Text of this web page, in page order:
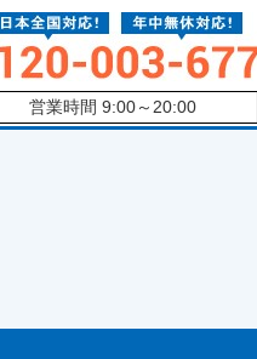
営業時間 9:00～20:00